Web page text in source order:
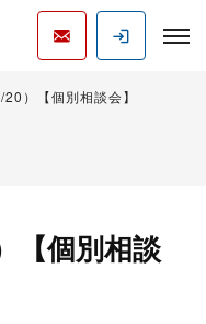
）【個別相談会】
【個別相談